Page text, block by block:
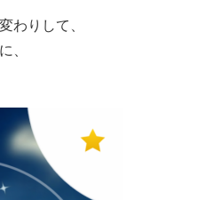
わりして、
、